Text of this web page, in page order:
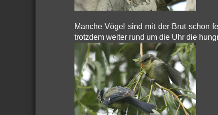
Manche Vögel sind mit der Brut schon
trotzdem weiter rund um die Uhr die